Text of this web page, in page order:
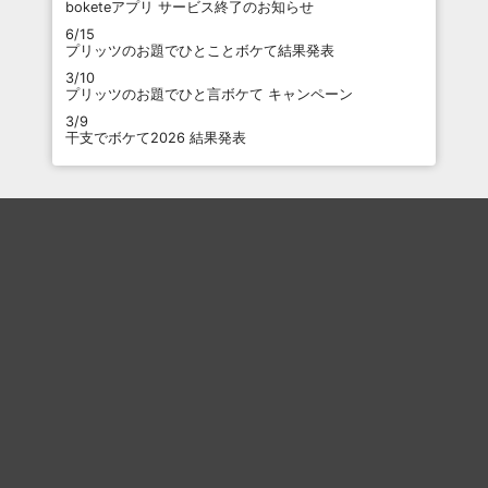
boketeアプリ サービス終了のお知らせ
6/15
プリッツのお題でひとことボケて結果発表
3/10
プリッツのお題でひと言ボケて キャンペーン
3/9
干支でボケて2026 結果発表